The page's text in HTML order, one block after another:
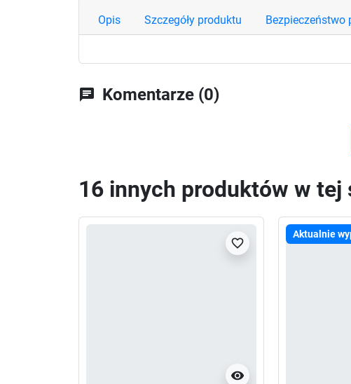
Opis Szczegóły produktu Bezpieczeństwo
chat Komentarze (0)
16 innych produktów w tej
visibility
favorite_border
Aktualnie